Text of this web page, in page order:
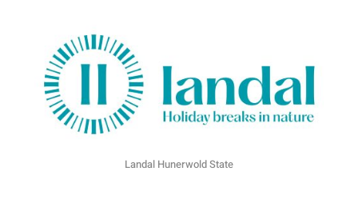
Landal Hunerwold State